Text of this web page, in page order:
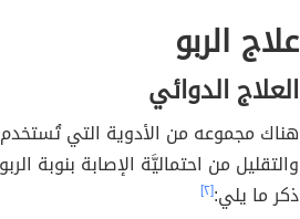
علاج الربو
العلاج الدوائي
هناك مجموعه من الأدوية التي
والتقليل من احتماليَّة الإصابة بنوبة
ذكر ما يلي:[٢]